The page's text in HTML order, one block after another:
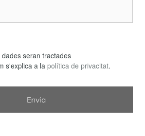
seran tractades
s'explica a lapolítica de privacitat.